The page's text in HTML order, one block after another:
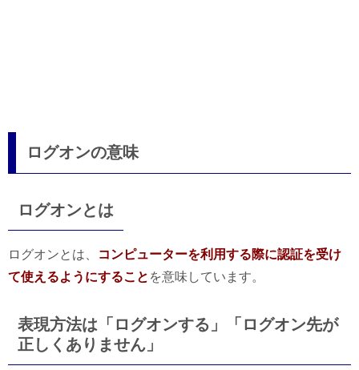
ログオンの意味
ログオンとは
ログオンとは、
コンピューターを利用する際に認証を受け
て使えるようにすること を意味しています。
表現方法は「ログオンする」「ログオン先が
正しくありません」